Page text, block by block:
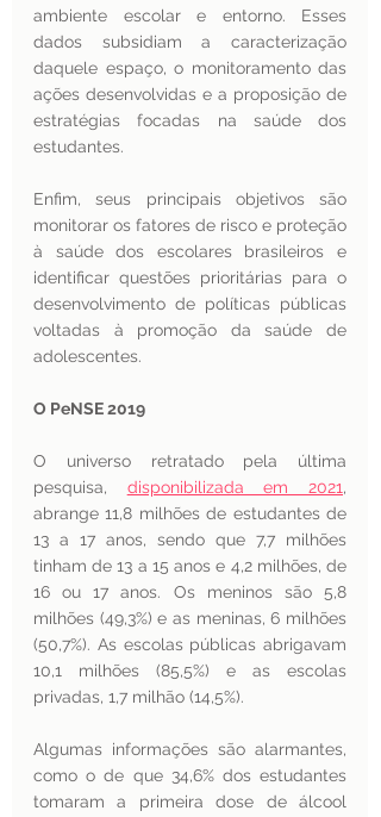
ambiente escolar e entorno. Esses
dados subsidiam a caracterização
daquele espaço, o monitoramento das
ações desenvolvidas e a proposição de
estratégias focadas na saúde dos
estudantes.
Enfim, seus principais objetivos são
monitorar os fatores de risco e proteção
à saúde dos escolares brasileiros e
identificar questões prioritárias para o
desenvolvimento de políticas públicas
voltadas à promoção da saúde de
adolescentes.
O PeNSE 2019
O universo retratado pela última
pesquisa, disponibilizada em 2021,
abrange 11,8 milhões de estudantes de
13 a 17 anos, sendo que 7,7 milhões
tinham de 13 a 15 anos e 4,2 milhões, de
16 ou 17 anos. Os meninos são 5,8
milhões (49,3%) e as meninas, 6 milhões
(50,7%). As escolas públicas abrigavam
10,1 milhões (85,5%) e as escolas
privadas, 1,7 milhão (14,5%).
Algumas informações são alarmantes,
como o de que 34,6% dos estudantes
tomaram a primeira dose de álcool